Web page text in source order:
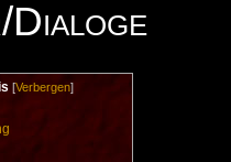
Dialoge
[Verbergen]